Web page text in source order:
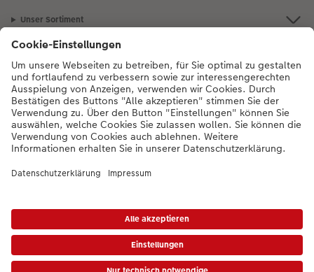
Unser Sortiment
Service
Mehr zum CEWE Fotoservice
Bei Fragen zu Produkten oder der Bestellung können Sie uns gern anrufen:
0043-1-4360043Mo. bis Sa.: 8:00 – 20:00 Uhr und So.: 10:00 – 18:00
Uhr
* Die UVP gelten inkl. MwSt. zzgl. Versandkosten (ggf. auch bei Filialabholung) gem.